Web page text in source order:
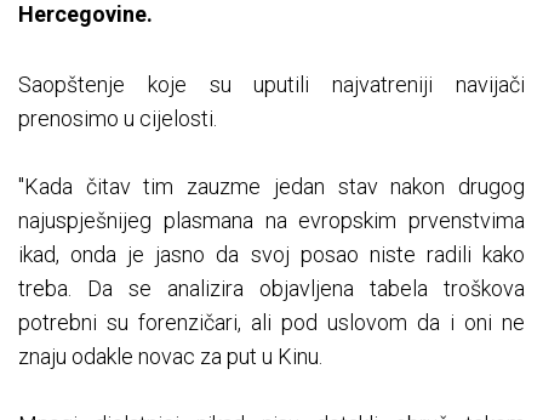
Hercegovine.
Saopštenje koje su uputili najvatreniji navijači
prenosimo u cijelosti.
"Kada čitav tim zauzme jedan stav nakon drugog
najuspješnijeg plasmana na evropskim prvenstvima
ikad, onda je jasno da svoj posao niste radili kako
treba. Da se analizira objavljena tabela troškova
potrebni su forenzičari, ali pod uslovom da i oni ne
znaju odakle novac za put u Kinu.